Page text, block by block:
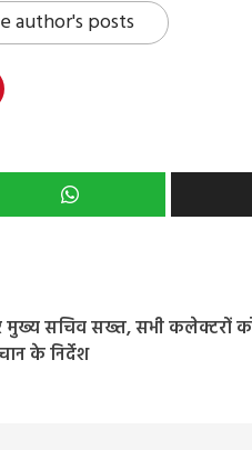
author's posts
सचिव सख्त, सभी कलेक्टरों
के निर्देश